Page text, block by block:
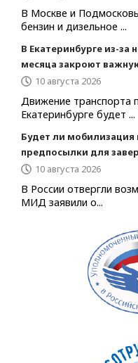
В Москве и
бензин и дизельное ...
В Екатеринбурге из-за
месяца закроют
10 августа 2026
Движение транспорта
Екатеринбурге будет ...
Будет ли мобилизация
предпосылки для
10 августа 2026
В России отвергли
МИД заявили о...